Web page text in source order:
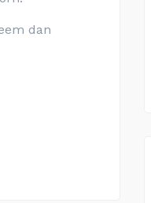
dan